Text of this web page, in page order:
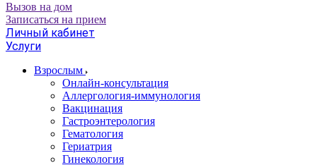
Вызов на дом
Записаться на прием
Личный кабинет
Услуги
Взрослым
Онлайн-консультация
Аллергология-иммунология
Вакцинация
Гастроэнтерология
Гематология
Гериатрия
Гинекология